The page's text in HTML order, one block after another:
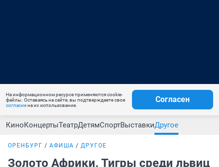
На информационном ресурсе применяются cookie-
файлы. Оставаясь на сайте, вы подтверждаете свое
согласиена их использование.
Согласен
КиноКонцертыТеатрДетямСпортВыставкиДругое
ОРЕНБУРГ АФИША ДРУГОЕ
Золото Африки. Тигры среди львиц